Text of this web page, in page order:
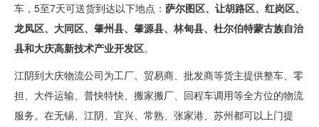
车，5至7天可送货到达以下地点： 萨尔图区、让胡路区、红岗区、
龙凤区、大同区、肇州县、肇源县、林甸县、杜尔伯特蒙古族自治
县和大庆高新技术产业开发区。
江阴到大庆物流公司为工厂、贸易商、批发商等货主提供整车、零
担、大件运输、普快特快、搬家搬厂、回程车调用等全方位的物流
服务。在无锡、江阴、宜兴、常熟、张家港、苏州都可以上门提